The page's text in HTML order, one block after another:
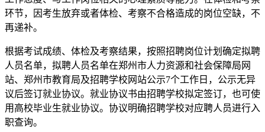
环节，因考生放弃或者体检、考察不合格造成的岗位空缺，不
再递补。
根据考试成绩、体检及考察结果，按照招聘岗位计划确定拟聘
人员名单，拟聘人员名单在郑州市人力资源和社会保障局网
站、郑州市教育局及招聘学校网站公示7个工作日，公示无异
议后签订就业协议。就业协议书由招聘学校拟定签订，也可使
用高校毕业生就业协议。协议明确招聘学校对应聘人员进行入
职查询。